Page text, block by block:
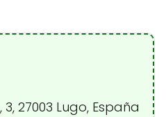
27003 Lugo, España